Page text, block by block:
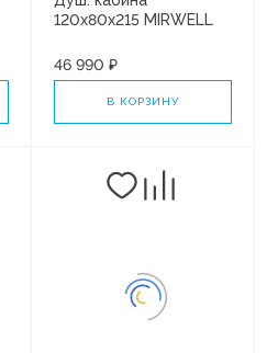
120x80x215 MIRWELL
низкий поддон. Белая/
матовая
46 990 ₽
В КОРЗИНУ